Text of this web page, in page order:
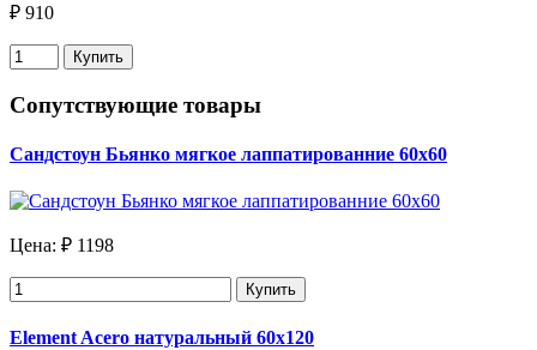
₽ 910
Купить
Сопутствующие товары
Сандстоун Бьянко мягкое лаппатированние 60х60
Цена: ₽ 1198
Купить
Element Acero натуральный 60х120